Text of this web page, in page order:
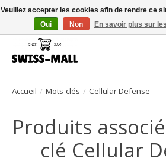
Livraison gratuite dès CHF 250 – livrée avec soin
Accueil / Mots-clés / Cellular Defense
Produits
clé Cellular
Veuillez accepter les cookies afin de rendre ce
Oui
Non En savoir plus sur